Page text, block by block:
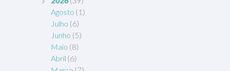
Agosto (1)
Julho (6)
Junho (5)
Maio (8)
Abril (6)